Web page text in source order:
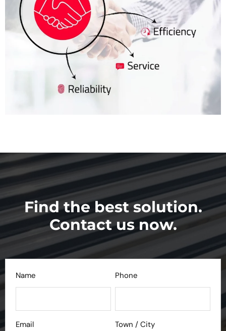
Find the best solution.
Contact us now.
Name Phone
Email Town / City